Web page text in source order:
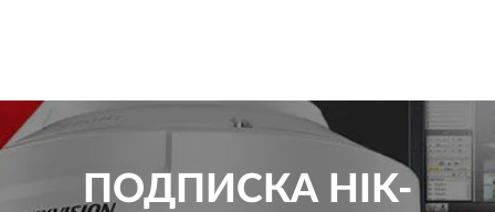
ПОДПИСКА HIK-